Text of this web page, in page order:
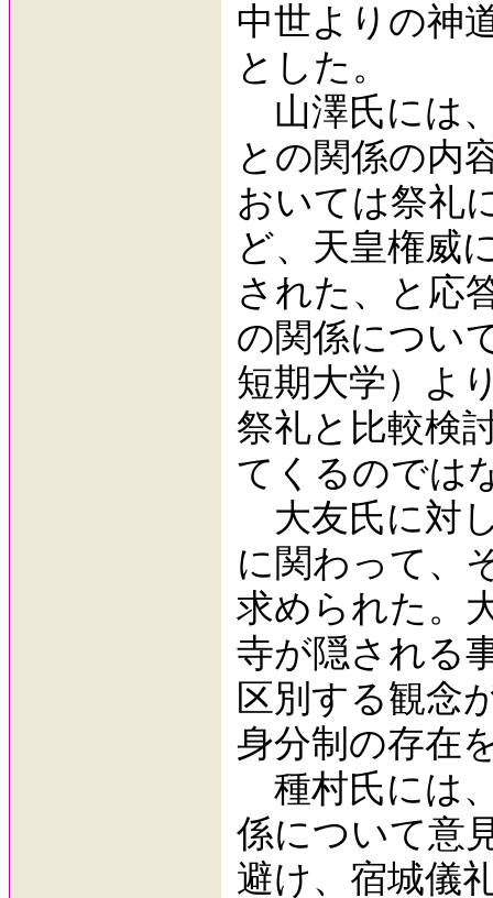
中世よりの神
とした。
山澤氏には
との関係の内
おいては祭礼
ど、天皇権威
された、と応
の関係につい
短期大学）よ
祭礼と比較検
てくるのでは
大友氏に対
に関わって、
求められた。
寺が隠される
区別する観念
身分制の存在
種村氏には
係について意
避け、宿城儀